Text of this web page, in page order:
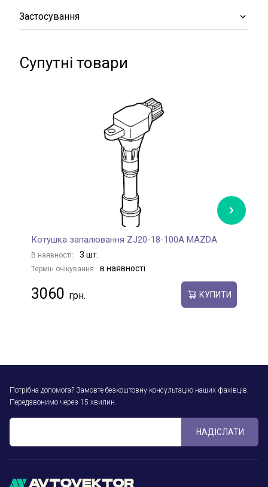
Застосування
Супутні товари
Котушка запалювання ZJ20-18-100A MAZDA
В наявності: 3 шт.
Термін очікування: в наявності
3060 КУПИТИ
Потрібна допомога? Замовте безкоштовну консультацію наших фахівців.
Передзвонимо через 15 хвилин.
НАДІСЛАТИ